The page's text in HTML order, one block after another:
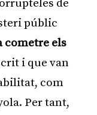
de
públic
cometre els
i que van
com
Per tant,